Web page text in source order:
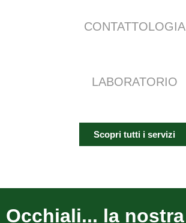
CONTATTOLOGIA
LABORATORIO
Scopri tutti i servizi
Occhiali... la nostra